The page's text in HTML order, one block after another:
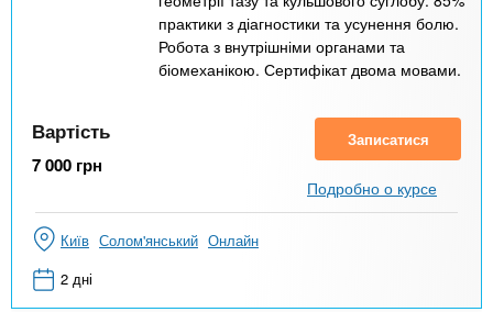
практики з діагностики та усунення болю.
Робота з внутрішніми органами та
біомеханікою. Сертифікат двома мовами.
Вартість
7 000 грн
Записатися
Подробно о курсе
Київ Солом'янський Онлайн
2 дні